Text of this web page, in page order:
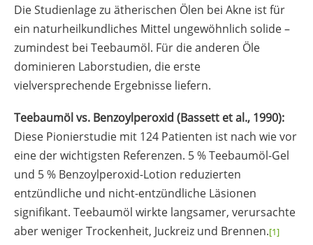
Die Studienlage zu ätherischen Ölen bei Akne ist für
ein naturheilkundliches Mittel ungewöhnlich solide –
zumindest bei Teebaumöl. Für die anderen Öle
dominieren Laborstudien, die erste
vielversprechende Ergebnisse liefern.
Teebaumöl vs. Benzoylperoxid (Bassett et al., 1990):
Diese Pionierstudie mit 124 Patienten ist nach wie vor
eine der wichtigsten Referenzen. 5 % Teebaumöl-Gel
und 5 % Benzoylperoxid-Lotion reduzierten
entzündliche und nicht-entzündliche Läsionen
signifikant. Teebaumöl wirkte langsamer, verursachte
aber weniger Trockenheit, Juckreiz und Brennen.[1]